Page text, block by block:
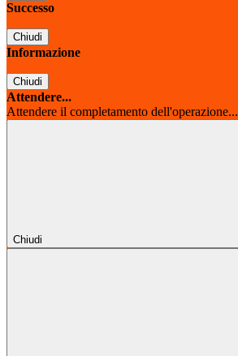
Successo
Chiudi
Informazione
Chiudi
Attendere...
Attendere il completamento dell'operazione...
Chiudi